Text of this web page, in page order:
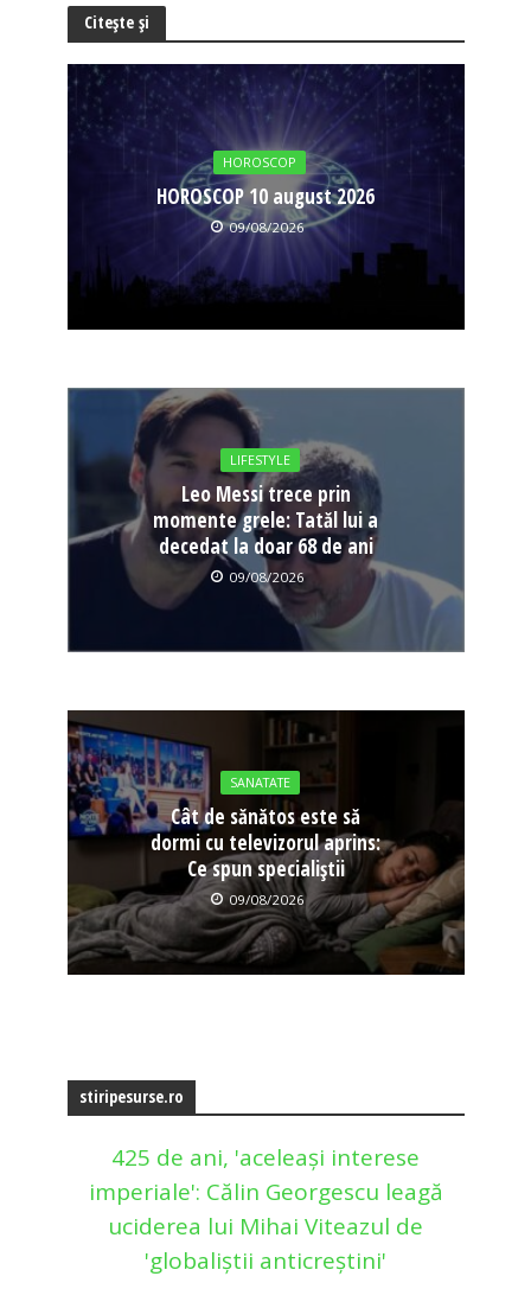
Citește și
HOROSCOP
HOROSCOP 10 august 2026
09/08/2026
LIFESTYLE
Leo Messi trece prin
momente grele: Tatăl lui a
decedat la doar 68 de ani
09/08/2026
SANATATE
Cât de sănătos este să
dormi cu televizorul aprins:
Ce spun specialiștii
09/08/2026
stiripesurse.ro
425 de ani, 'aceleași interese
imperiale': Călin Georgescu leagă
uciderea lui Mihai Viteazul de
'globaliștii anticreștini'